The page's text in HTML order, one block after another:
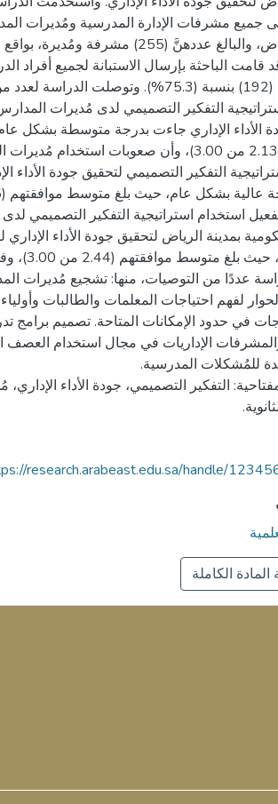
مشرفات الإدارة المدرسية ومُديرات
الباحثة بإرسال الاستبانة لجميع أفراد
الاستجابات (192) بنسبة (75.3%). وتوصلت
التفكير التصميمي لدى مُديرات المدارس
الأداء الإداري جاءت بدرجة متوسطة بشكل
موافقتهم (2.13 من 3.00)، وأن صعوبات استخدام
التفكير التصميمي لتحقيق جودة
استخدام استراتيجية التفكير التصميمي
بمدينة الرياض لتحقيق جودة الأداء الإداري
بشكل عام،
عددًا من التوصيات، منها: تشجيع مُديرات
لفهم احتياجات المعلمات والطالبات
في حدود الإمكانات المتاحة. تصميم برامج
الإداريات في مجال استخدام العصف
التفكير التصميمي، جودة الأداء
research.arabeast.edu.sa/handle/
الكاملة